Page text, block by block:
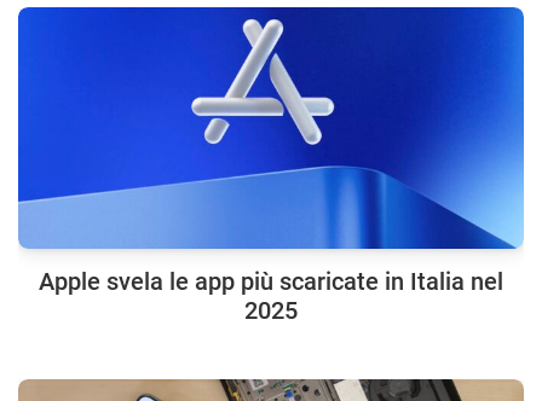
Apple svela le app più scaricate in Italia nel
2025